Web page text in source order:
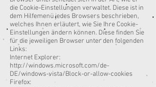
die Cookie-Einstellungen verwaltet. Diese ist in
dem Hilfemenü jedes Browsers beschrieben,
welches Ihnen erläutert, wie Sie Ihre Cookie-
Einstellungen ändern können. Diese finden Sie
für die jeweiligen Browser unter den folgenden
Links:
Internet Explorer:
http://windows.microsoft.com/de-
DE/windows-vista/Block-or-allow-cookies
Firefox: